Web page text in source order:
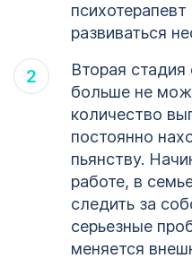
развиваться
Вторая стадия
больше не
количество
постоянно
пьянству.
работе, в
следить за
серьезные
меняется